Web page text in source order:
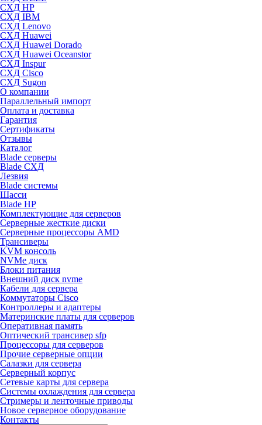
СХД HP
СХД IBM
СХД Lenovo
СХД Huawei
СХД Huawei Dorado
СХД Huawei Oceanstor
СХД Inspur
СХД Cisco
СХД Sugon
О компании
Параллельный импорт
Оплата и доставка
Гарантия
Сертификаты
Отзывы
Каталог
Blade серверы
Blade СХД
Лезвия
Blade системы
Шасси
Blade HP
Комплектующие для серверов
Серверные жесткие диски
Серверные процессоры AMD
Трансиверы
KVM консоль
NVMe диск
Блоки питания
Внешний диск nvme
Кабели для сервера
Коммутаторы Cisco
Контроллеры и адаптеры
Материнские платы для серверов
Оперативная память
Оптический трансивер sfp
Процессоры для серверов
Прочие серверные опции
Салазки для сервера
Серверный корпус
Сетевые карты для сервера
Системы охлаждения для сервера
Стримеры и ленточные приводы
Новое серверное оборудование
Контакты